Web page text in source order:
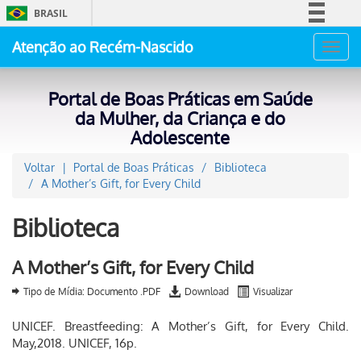
BRASIL
Acesso à informação
Atenção ao Recém-Nascido
Portal de Boas Práticas em Saúde
da Mulher, da Criança e do
Adolescente
Voltar Portal de Boas Práticas
Biblioteca
A Mother’s Gift, for Every Child
Biblioteca
A Mother’s Gift, for Every Child
Tipo de Mídia: Documento .PDF Download Visualizar
UNICEF. Breastfeeding: A Mother’s Gift, for Every Child.
May,2018. UNICEF, 16p.